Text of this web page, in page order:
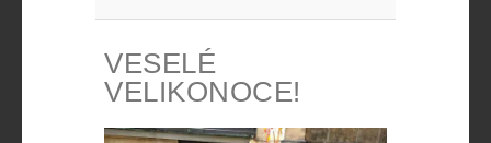
VESELÉ
VELIKONOCE!